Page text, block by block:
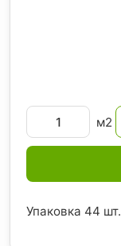
м2
Упаковка 44 шт.